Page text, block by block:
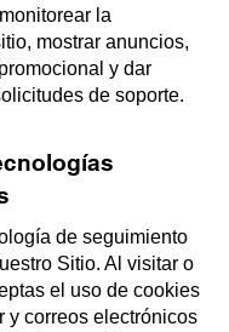
la
mostrar anuncios,
y dar
de soporte.
de seguimiento
Sitio. Al visitar o
el uso de cookies
y correos electrónicos